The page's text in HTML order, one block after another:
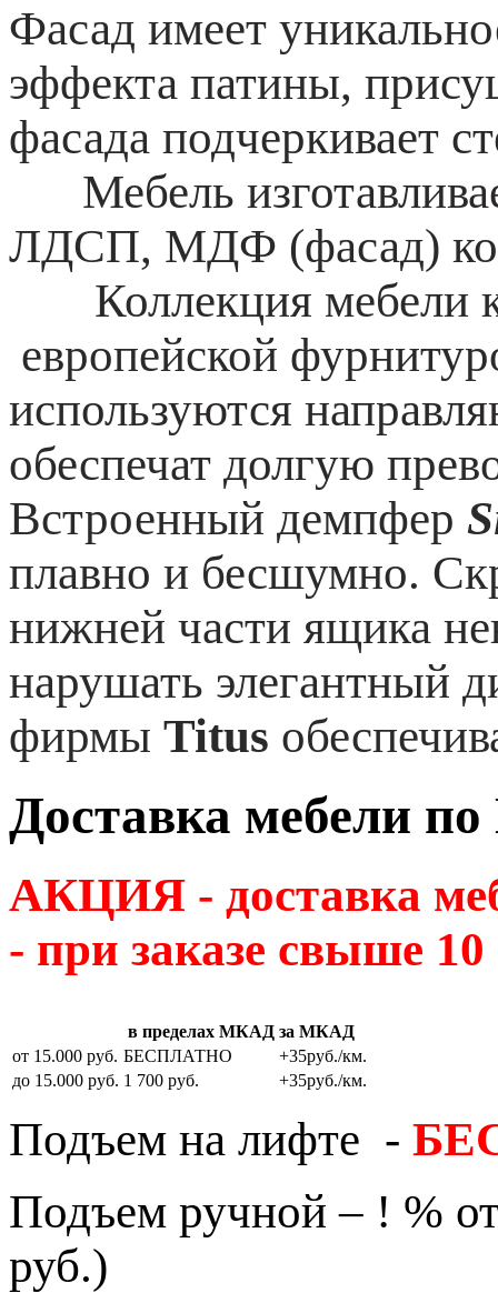
Фасад имеет
эффекта патины,
фасада подчеркивает
Мебель
ЛДСП, МДФ (фасад)
Коллекция мебели
европейской
используются
обеспечат долгую
Встроенный демпфер
плавно и бесшумно.
нижней части ящика
нарушать элегантный
фирмы Titus
Доставка мебели
АКЦИЯ - доставка
- при заказе свыше
в пределах МКАД за МКАД
от 15.000 руб. БЕСПЛАТНО
+35руб./км.
до 15.000 руб. 1 700 руб. +35руб./км.
Подъем на лифте -
Подъем ручной – ! %
руб.)